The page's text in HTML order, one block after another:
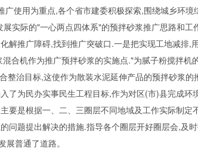
使用为重点,各个省市建委积极探索,围绕城乡环
实际的"一心两点四体系"的预拌砂浆推广思路和工
解推广障碍,找到推广突破口.一是把实现工地减排,
合机作为推广预拌砂浆的实施点."为腻子粉搅拌机
治目标,这使作为散装水泥延伸产品的预拌砂浆的
了为民办实事民生工程目标,作为对区(市)县完成环
要是根据一、二、三圈层不同地域及工作实际制定
问题提出解决的措施.指导各个圈层开好圈层会,及
普通了道路。